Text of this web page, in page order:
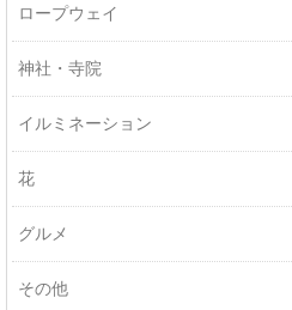
ロープウェイ
神社・寺院
イルミネーション
花
グルメ
その他